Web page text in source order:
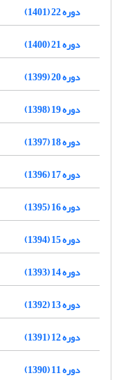
دوره 22 (1401)
دوره 21 (1400)
دوره 20 (1399)
دوره 19 (1398)
دوره 18 (1397)
دوره 17 (1396)
دوره 16 (1395)
دوره 15 (1394)
دوره 14 (1393)
دوره 13 (1392)
دوره 12 (1391)
دوره 11 (1390)